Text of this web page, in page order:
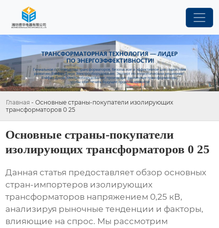
Главная - Основные страны-покупатели изолирующих
трансформаторов 0 25
Основные страны-покупатели
изолирующих трансформаторов 0 25
Данная статья предоставляет обзор основных
стран-импортеров изолирующих
трансформаторов напряжением 0,25 кВ,
анализируя рыночные тенденции и факторы,
влияющие на спрос. Мы рассмотрим